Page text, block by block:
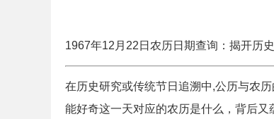
1967年12月22日农历日期查询：揭开历
在历史研究或传统节日追溯中,公历与农
能好奇这一天对应的农历是什么，背后